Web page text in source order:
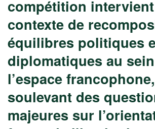
compétition
contexte de
équilibres politiques
diplomatiques au
l’espace francophone,
soulevant des
majeures sur